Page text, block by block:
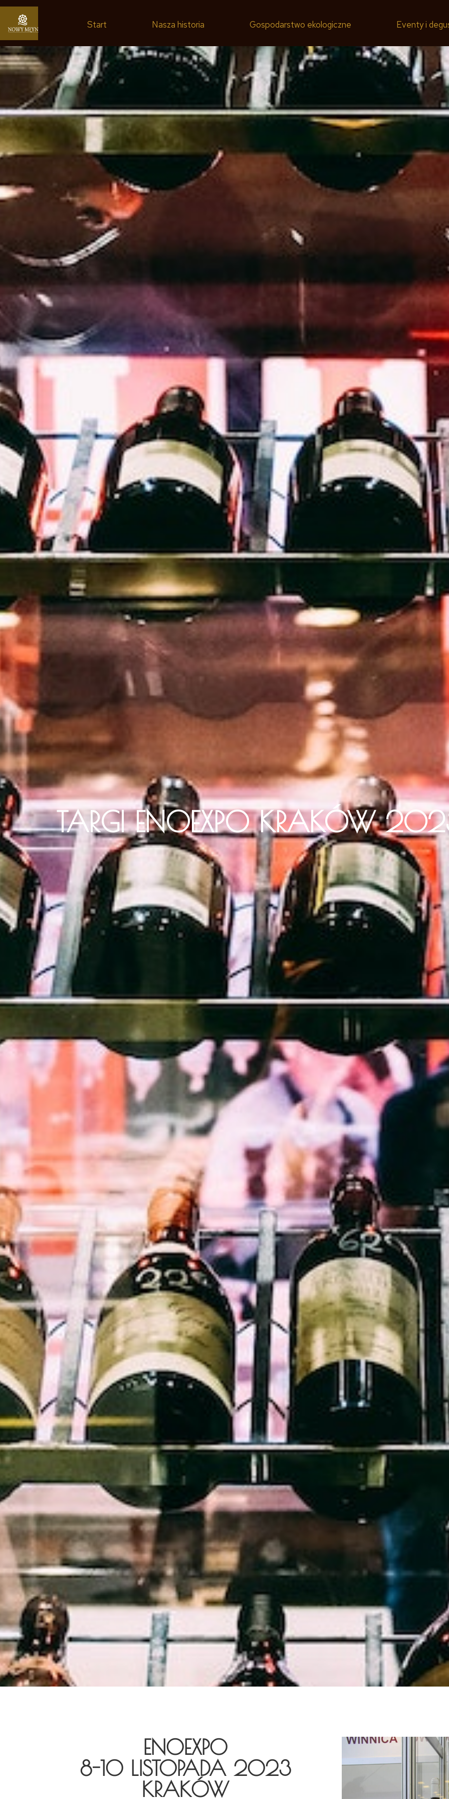
Start Nasza historia Gospodarstwo ekologiczne Eventy i
TARGI ENOEXPO KRAKÓW
ENOEXPO
8-10 LISTOPADA 2023
KRAKÓW